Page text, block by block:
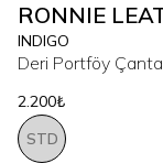
RONNIE
INDIGO
Deri Portföy Çanta
2.200₺
STD